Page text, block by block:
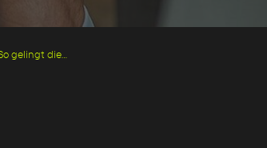
gelingt die...